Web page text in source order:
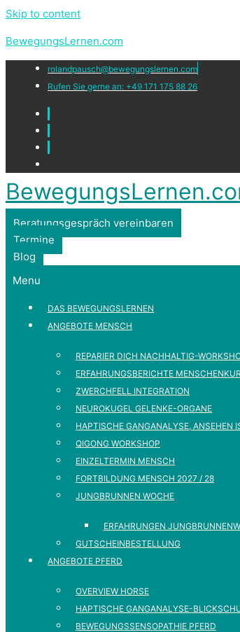
Skip to content
BewegungsLernen.com
rolandpausch@bewegungslernen.com
Rufen Sie gerne an: +49 171 175 88 26
Beratungsgespräch vereinbaren
Termine
Blog
Menu
DAS BEWEGUNGSLERNEN
ANGEBOTE MENSCH
REPARIER DICH NACHHALTIG-
ERFAHRUNGSBERICHTE
ZWERCHFELL INTEGRATION
NEUROKUGEL GELENKE-ORGANE
HAPTISCHE GANGANALYSE, ANSEHEN
QIGONG WORKSHOP
EINZELTERMIN MENSCH
FORTBILDUNG MENSCH 2027 / 28
JUNGBRUNNEN WOCHE
ERFAHRUNGEN
GUTSCHEINBESTELLUNG
ANGEBOTE PFERD
OVERVIEW HORSE
HAPTISCHE GANGANALYSE-
BEWEGUNGSSENSOPATHIE PFERD